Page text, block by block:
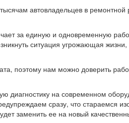
автовладельцев в ремонтной
за единую и одновременную
ситуация угрожающая жизни,
поэтому нам можно доверить
диагностику на современном
сразу, что стараемся
заменить ее на новый